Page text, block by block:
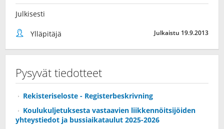
Julkisesti
Ylläpitäjä Julkaistu 19.9.2013
Pysyvät tiedotteet
Rekisteriseloste - Registerbeskrivning
Koulukuljetuksesta vastaavien liikkennöitsijöiden
yhteystiedot ja bussiaikataulut 2025-2026